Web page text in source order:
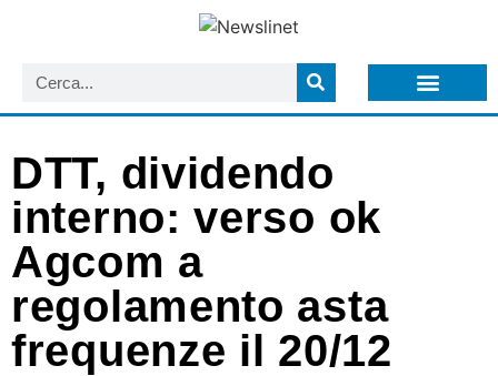
DTT, dividendo
interno: verso ok
Agcom a
regolamento asta
frequenze il 20/12